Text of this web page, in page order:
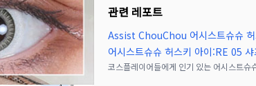
관련 레포트
Assist ChouChou 어시스트슈슈
어시스트슈슈 허스키 아이:RE 05